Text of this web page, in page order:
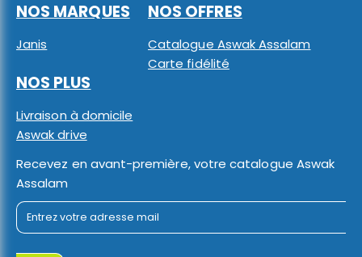
NOS MARQUES
Janis
NOS OFFRES
Catalogue Aswak Assalam
Carte fidélité
NOS PLUS
Livraison à domicile
Aswak drive
Recevez en avant-première, votre catalogue Aswak
Assalam